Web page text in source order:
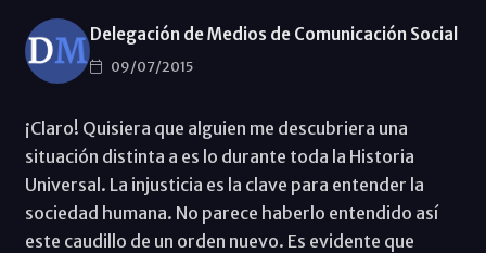
Delegación de Medios de Comunicación Social
09/07/2015
¡Claro! Quisiera que alguien me descubriera una
situación distinta a es lo durante toda la Historia
Universal. La injusticia es la clave para entender la
sociedad humana. No parece haberlo entendido así
este caudillo de un orden nuevo. Es evidente que